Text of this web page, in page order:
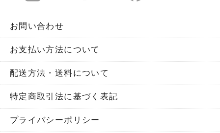
お問い合わせ
お支払い方法について
配送方法・送料について
特定商取引法に基づく表記
プライバシーポリシー